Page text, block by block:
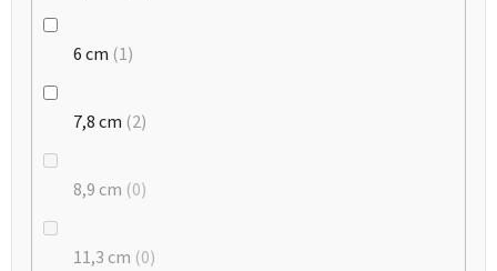
6 cm 1
7,8 cm 2
8,9 cm 0
11,3 cm 0